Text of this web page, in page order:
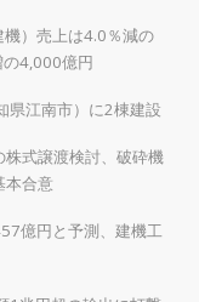
）売上は4.0％減の
4,000億円
県江南市）に2棟建設
式譲渡検討、破砕機
本合意
億円と予測、建機工